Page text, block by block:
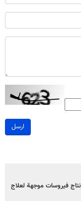
ارسل
فيروسات موجهة لعلاج